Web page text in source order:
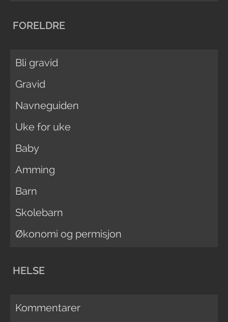
FORELDRE
Bli gravid
Gravid
Navneguiden
Uke for uke
Baby
Amming
Barn
Skolebarn
Økonomi og permisjon
HELSE
Kommentarer